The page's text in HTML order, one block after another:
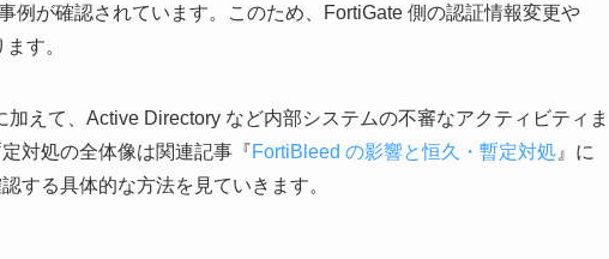
例が確認されています。このため、FortiGate 側の認証情報変更や
す。
えて、Active Directory など内部システムの不審なアクティビティま
対処の全体像は関連記事『FortiBleed の影響と恒久・暫定対処 』に
する具体的な方法を見ていきます。